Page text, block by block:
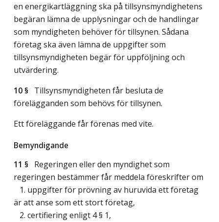
en energikartläggning ska på tillsynsmyndighetens
begäran lämna de upplysningar och de handlingar
som myndigheten behöver för tillsynen. Sådana
företag ska även lämna de uppgifter som
tillsynsmyndigheten begär för uppföljning och
utvärdering.
10 § Tillsynsmyndigheten får besluta de
förelägganden som behövs för tillsynen.
Ett föreläggande får förenas med vite.
Bemyndigande
11 § Regeringen eller den myndighet som
regeringen bestämmer får meddela föreskrifter om
1. uppgifter för prövning av huruvida ett företag
är att anse som ett stort företag,
2. certifiering enligt 4 § 1,